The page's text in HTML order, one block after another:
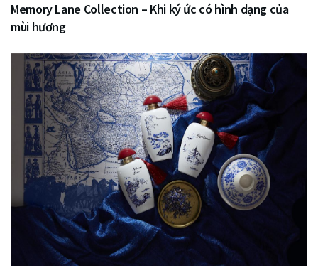
Memory Lane Collection – Khi ký ức có hình dạng của
mùi hương